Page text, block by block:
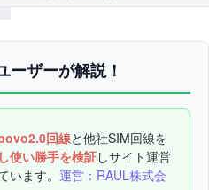
ザーが解説！
回線と他社SIM回線を
使い勝手を検証しサイト運営
います。 運営：RAUL株式会